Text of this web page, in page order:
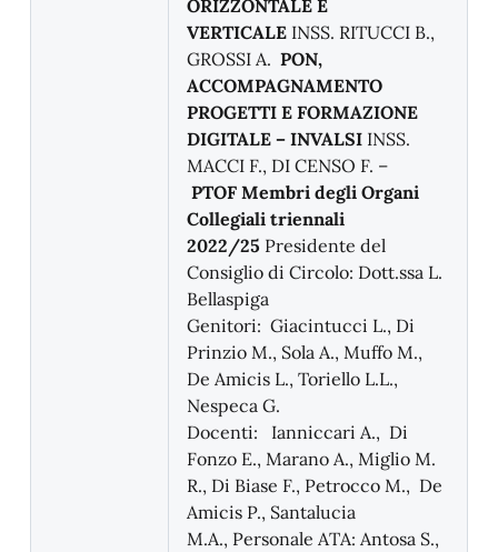
ORIZZONTALE E
VERTICALE INSS. RITUCCI B.,
GROSSI A. PON,
ACCOMPAGNAMENTO
PROGETTI E FORMAZIONE
DIGITALE – INVALSI INSS.
MACCI F., DI CENSO F. –
PTOF Membri degli Organi
Collegiali triennali
2022/25 Presidente del
Consiglio di Circolo: Dott.ssa L.
Bellaspiga
Genitori: Giacintucci L., Di
Prinzio M., Sola A., Muffo M.,
De Amicis L., Toriello L.L.,
Nespeca G.
Docenti:
Ianniccari A., Di
Fonzo E., Marano A., Miglio M.
R., Di Biase F., Petrocco M., De
Amicis P., Santalucia
M.A., Personale ATA: Antosa S.,